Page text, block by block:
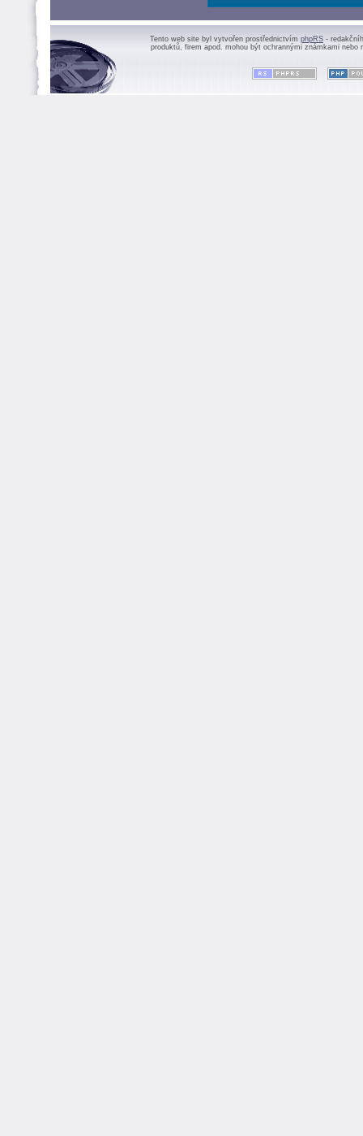
Tento web site byl vytvořen prostřednictvím phpRS -
produktů, firem apod. mohou být ochrannými známkami